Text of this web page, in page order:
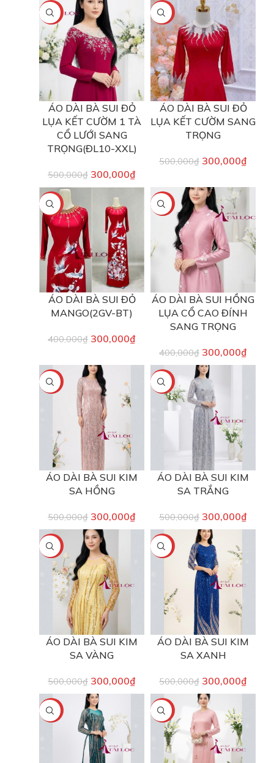
-40%
ÁO DÀI BÀ SUI ĐỎ
LỤA KẾT CƯỜM 1 TÀ
CỔ LƯỚI SANG
TRỌNG(ĐL10-XXL)
500,000₫ 300,000₫
-40%
ÁO DÀI BÀ SUI ĐỎ
LỤA KẾT CƯỜM SANG
TRỌNG
500,000₫ 300,000₫
-25%
ÁO DÀI BÀ SUI ĐỎ
MANGO(2GV-BT)
400,000₫ 300,000₫
-25%
ÁO DÀI BÀ SUI HỒNG
LỤA CỔ CAO ĐÍNH
SANG TRỌNG
400,000₫ 300,000₫
-40%
ÁO DÀI BÀ SUI KIM
SA HỒNG
500,000₫ 300,000₫
-40%
ÁO DÀI BÀ SUI KIM
SA TRẮNG
500,000₫ 300,000₫
-40%
ÁO DÀI BÀ SUI KIM
SA VÀNG
500,000₫ 300,000₫
-40%
ÁO DÀI BÀ SUI KIM
SA XANH
500,000₫ 300,000₫
-40% -40%